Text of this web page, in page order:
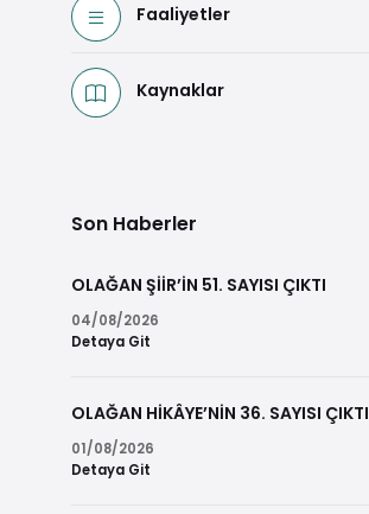
Faaliyetler
Kaynaklar
Son Haberler
OLAĞAN ŞİİR’İN 51. SAYISI ÇIKTI
04/08/2026
Detaya Git
OLAĞAN HİKÂYE’NİN 36. SAYISI ÇIKTI
01/08/2026
Detaya Git